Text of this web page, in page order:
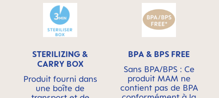
STERILIZING &
CARRY BOX
Produit fourni dans
une boîte de
BPA & BPS FREE
Sans BPA/BPS : Ce
produit MAM ne
contient pas de BPA